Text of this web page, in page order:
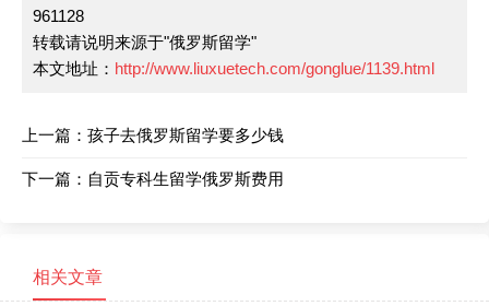
961128
转载请说明来源于"俄罗斯留学"
本文地址： http://www.liuxuetech.com/gonglue/1139.html
上一篇： 孩子去俄罗斯留学要多少钱
下一篇： 自贡专科生留学俄罗斯费用
相关文章